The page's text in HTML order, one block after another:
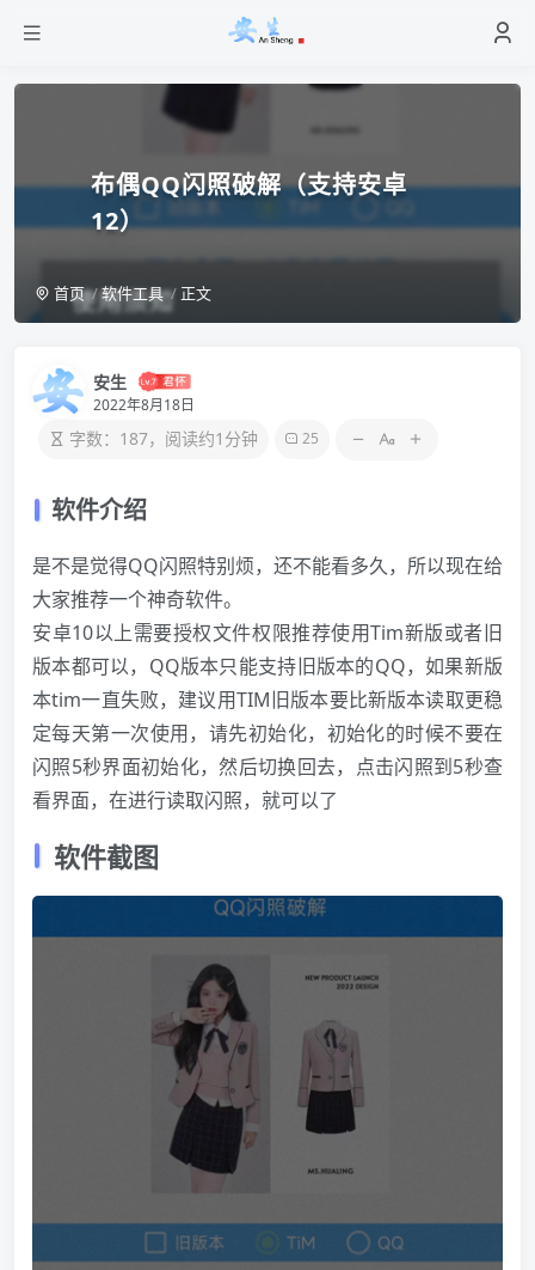
布偶QQ闪照破解（支持安卓
12）
首页 软件工具 正文
安生
2022年8月18日
字数：187，阅读约1分钟 25
软件介绍
是不是觉得QQ闪照特别烦，还不能看多久，所以现在给
大家推荐一个神奇软件。
安卓10以上需要授权文件权限推荐使用Tim新版或者旧
版本都可以，QQ版本只能支持旧版本的QQ，如果新版
本tim一直失败，建议用TIM旧版本要比新版本读取更稳
定每天第一次使用，请先初始化，初始化的时候不要在
闪照5秒界面初始化，然后切换回去，点击闪照到5秒查
看界面，在进行读取闪照，就可以了
软件截图